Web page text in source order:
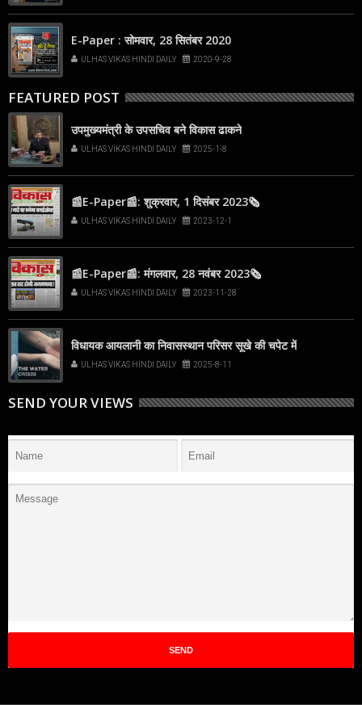
E-Paper : सोमवार, 28 सितंबर 2020
ULHAS VIKAS HINDI DAILY 2020-9-28
FEATURED POST
उपमुख्यमंत्री के उपसचिव बने विकास ढाकने
ULHAS VIKAS HINDI DAILY 2025-1-8
📰E-Paper📰: शुक्रवार, 1 दिसंबर 2023🗞
ULHAS VIKAS HINDI DAILY 2023-12-1
📰E-Paper📰: मंगलवार, 28 नवंबर 2023🗞
ULHAS VIKAS HINDI DAILY 2023-11-28
विधायक आयलानी का निवासस्थान परिसर सूखे की चपेट में
ULHAS VIKAS HINDI DAILY 2025-8-11
SEND YOUR VIEWS